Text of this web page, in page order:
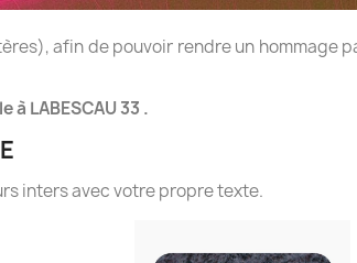
afin de pouvoir rendre un hommage
LABESCAU 33 .
inters avec votre propre texte.